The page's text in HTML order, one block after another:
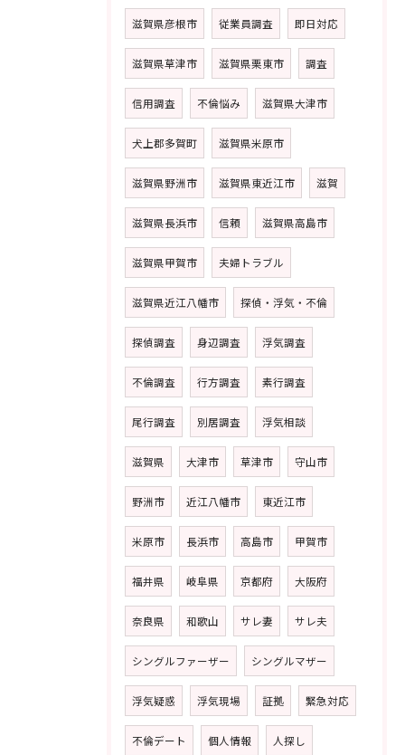
滋賀県彦根市 従業員調査 即日対応
滋賀県草津市 滋賀県栗東市 調査
信用調査 不倫悩み 滋賀県大津市
犬上郡多賀町 滋賀県米原市
滋賀県野洲市 滋賀県東近江市 滋賀
滋賀県長浜市 信頼 滋賀県高島市
滋賀県甲賀市 夫婦トラブル
滋賀県近江八幡市 探偵・浮気・不倫
探偵調査 身辺調査 浮気調査
不倫調査 行方調査 素行調査
尾行調査 別居調査 浮気相談
滋賀県 大津市 草津市 守山市
野洲市 近江八幡市 東近江市
米原市 長浜市 高島市 甲賀市
福井県 岐阜県 京都府 大阪府
奈良県 和歌山 サレ妻 サレ夫
シングルファーザー シングルマザー
浮気疑惑 浮気現場 証拠 緊急対応
不倫デート 個人情報 人探し